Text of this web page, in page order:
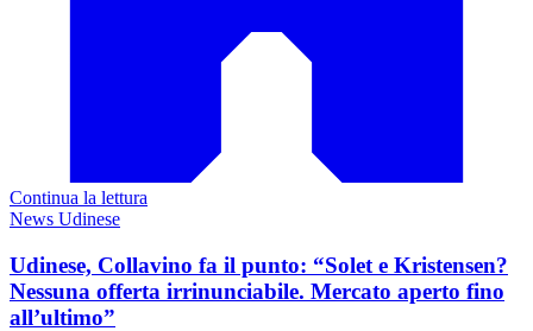
Continua la lettura
News Udinese
Udinese, Collavino fa il punto: “Solet e Kristensen?
Nessuna offerta irrinunciabile. Mercato aperto fino
all’ultimo”